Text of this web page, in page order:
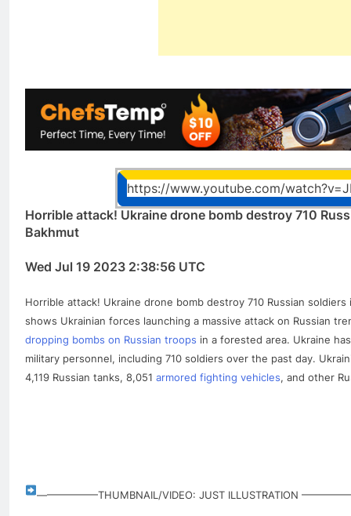
https://www.youtube.com/
Horrible attack! Ukraine drone bomb destroy 710
Bakhmut
Wed Jul 19 2023 2:38:56 UTC
Horrible attack! Ukraine drone bomb destroy 710 Russian
shows Ukrainian forces launching a massive attack on Russian
dropping bombs on Russian troops in a forested area. Ukraine
military personnel, including 710 soldiers over the past day.
4,119 Russian tanks, 8,051 armored fighting vehicles, and other
——————THUMBNAIL/VIDEO: JUST ILLUSTRATION